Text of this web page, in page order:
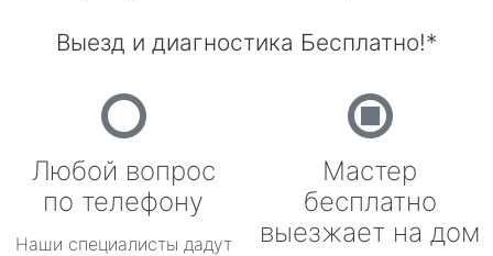
Выезд и диагностика Бесплатно!*
Любой вопрос
по телефону
Наши специалисты дадут
Мастер
бесплатно
выезжает на дом